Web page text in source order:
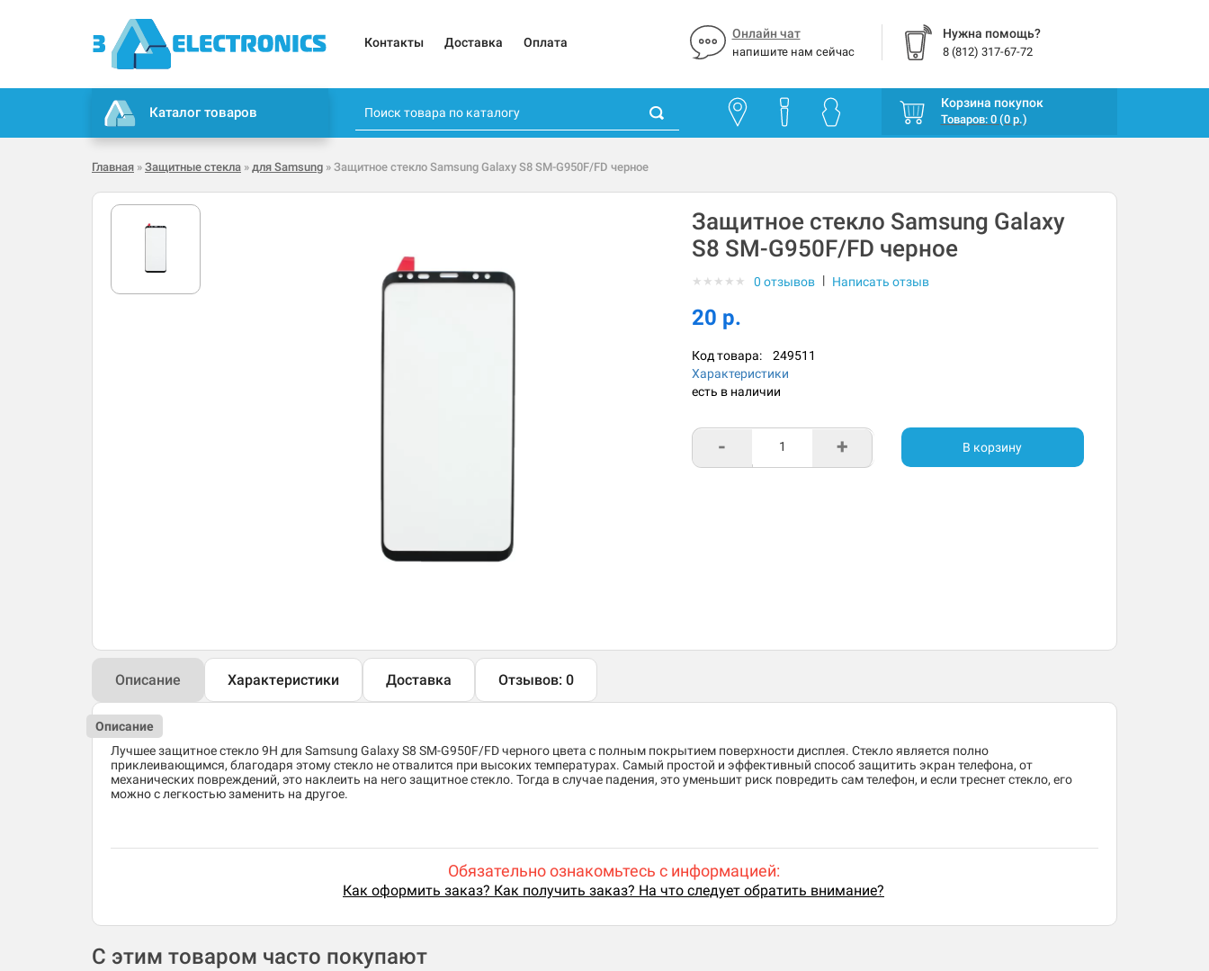
Контакты Доставка Оплата
Онлайн чат
напишите нам сейчас
Нужна помощь?
8 (812) 317-67-72
Каталог товаров
Корзина покупок
Товаров: 0 (0 р.)
Главная » Защитные стекла » для Samsung » Защитное стекло Samsung Galaxy S8 SM-G950F/FD черное
Защитное стекло Samsung Galaxy
S8 SM-G950F/FD черное
★ ★ ★ ★ ★ 0 отзывов | Написать отзыв
20 р.
Код товара: 249511
Характеристики
есть в наличии
- + В корзину
Описание Характеристики Доставка Отзывов: 0
Описание
Лучшее защитное стекло 9H для Samsung Galaxy S8 SM-G950F/FD черного цвета с полным покрытием поверхности дисплея. Стекло является полно
приклеивающимся, благодаря этому стекло не отвалится при высоких температурах. Самый простой и эффективный способ защитить экран телефона, от
механических повреждений, это наклеить на него защитное стекло. Тогда в случае падения, это уменьшит риск повредить сам телефон, и если треснет стекло, его
можно с легкостью заменить на другое.
Обязательно ознакомьтесь с информацией:
Как оформить заказ? Как получить заказ? На что следует обратить внимание?
С этим товаром часто покупают